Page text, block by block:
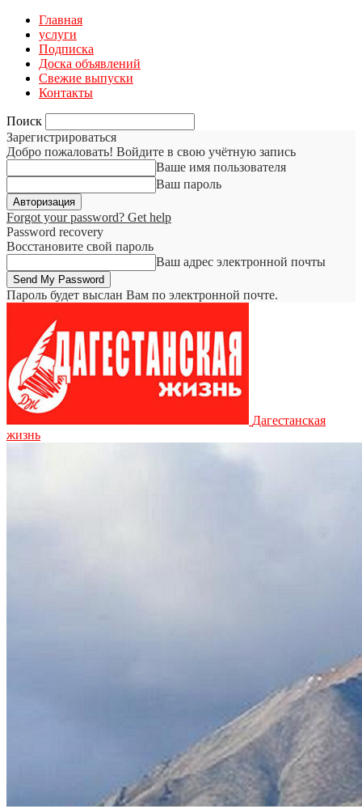
Главная
услуги
Подписка
Доска объявлений
Свежие выпуски
Контакты
Поиск
Зарегистрироваться
Добро пожаловать! Войдите в свою учётную запись
Ваше имя пользователя
Ваш пароль
Forgot your password? Get help
Password recovery
Восстановите свой пароль
Ваш адрес электронной почты
Пароль будет выслан Вам по электронной почте.
Дагестанская
жизнь